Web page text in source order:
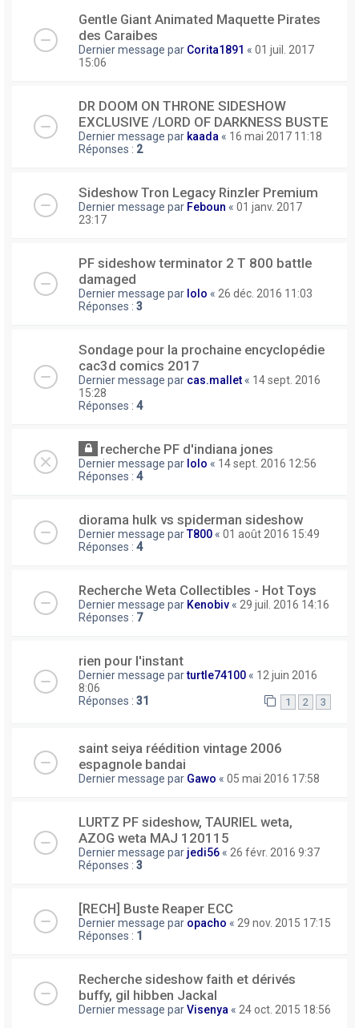
Gentle Giant Animated Maquette Pirates
des Caraibes
Dernier message par Corita1891 « 01 juil. 2017
15:06
DR DOOM ON THRONE SIDESHOW
EXCLUSIVE /LORD OF DARKNESS BUSTE
Dernier message par kaada « 16 mai 2017 11:18
Réponses : 2
Sideshow Tron Legacy Rinzler Premium
Dernier message par Feboun « 01 janv. 2017
23:17
PF sideshow terminator 2 T 800 battle
damaged
Dernier message par lolo « 26 déc. 2016 11:03
Réponses : 3
Sondage pour la prochaine encyclopédie
cac3d comics 2017
Dernier message par cas.mallet « 14 sept. 2016
15:28
Réponses : 4
recherche PF d'indiana jones
Dernier message par lolo « 14 sept. 2016 12:56
Réponses : 4
diorama hulk vs spiderman sideshow
Dernier message parT800 « 01 août 2016 15:49
Réponses : 4
Recherche Weta Collectibles - Hot Toys
Dernier message par Kenobiv « 29 juil. 2016 14:16
Réponses : 7
rien pour l'instant
Dernier message parturtle74100 « 12 juin 2016
8:06
Réponses : 31 1 2 3
saint seiya réédition vintage 2006
espagnole bandai
Dernier message par Gawo « 05 mai 2016 17:58
LURTZ PF sideshow, TAURIEL weta,
AZOG weta MAJ 120115
Dernier message par jedi56 « 26 févr. 2016 9:37
Réponses : 3
[RECH] Buste Reaper ECC
Dernier message par opacho « 29 nov. 2015 17:15
Réponses : 1
Recherche sideshow faith et dérivés
buffy, gil hibben Jackal
Dernier message parVisenya « 24 oct. 2015 18:56